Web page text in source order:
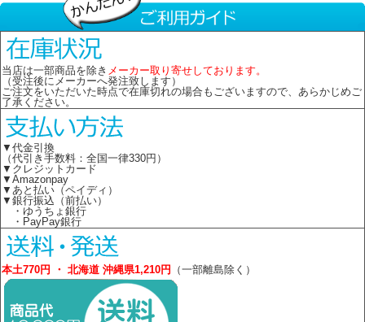
当店は一部商品を除き メーカー取り寄せしております。
（受注後にメーカーへ発注致します）
ご注文をいただいた時点で在庫切れの場合もございますので、あらかじめご
了承ください。
▼代金引換
（代引き手数料：全国一律330円）
▼クレジットカード
▼Amazonpay
▼あと払い（ペイディ）
▼銀行振込（前払い）
・ゆうちょ銀行
・PayPay銀行
本土770円 ・ 北海道 沖縄県1,210円 （一部離島除く）